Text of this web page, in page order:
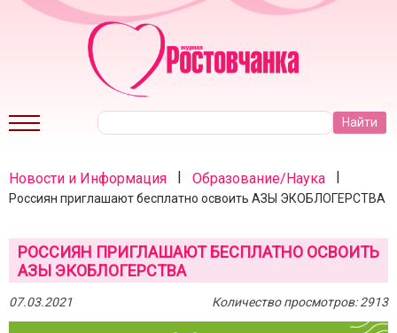
Новости и Информация | Образование/Наука |
Россиян приглашают бесплатно освоить АЗЫ ЭКОБЛОГЕРСТВА
РОССИЯН ПРИГЛАШАЮТ БЕСПЛАТНО ОСВОИТЬ
АЗЫ ЭКОБЛОГЕРСТВА
07.03.2021 Количество просмотров: 2913